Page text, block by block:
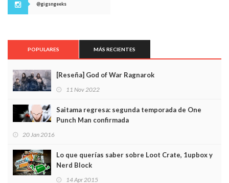
@gigsngeeks
POPULARES MÁS RECIENTES
[Reseña] God of War Ragnarok
11 Nov 2022
Saitama regresa: segunda temporada de One
Punch Man confirmada
20 Jan 2016
Lo que querías saber sobre Loot Crate, 1upbox y
Nerd Block
14 Apr 2015